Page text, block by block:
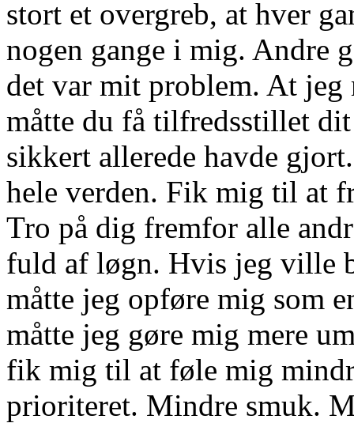
stort et overgreb, at hver
nogen gange i mig. Andre
det var mit problem. At jeg
måtte du få tilfredsstillet
sikkert allerede havde
hele verden. Fik mig til at
Tro på dig fremfor alle
fuld af løgn. Hvis jeg ville
måtte jeg opføre mig som
måtte jeg gøre mig mere
fik mig til at føle mig
prioriteret. Mindre smuk.